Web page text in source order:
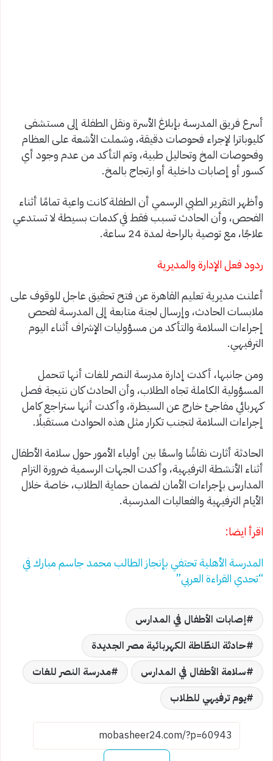
أسرع فريق المدرسة بإبلاغ الأسرة ونقل الطفلة إلى مستشفى
كليوباترا لإجراء فحوصات دقيقة، وشملت الأشعة على العظام
وفحوصات المخ وتحاليل طبية، وتم التأكد من عدم وجود أي
كسور أو إصابات داخلية أو ارتجاج بالمخ.
وأظهر التقرير الطبي الرسمي أن الطفلة كانت واعية تمامًا أثناء
الفحص، وأن الحادث تسبب فقط في كدمات بسيطة لا تستدعي
علاجًا، مع توصية بالراحة لمدة 24 ساعة.
ردود فعل الإدارة والمديرية
أعلنت مديرية تعليم القاهرة عن فتح تحقيق عاجل للوقوف على
ملابسات الحادث، وإرسال لجنة متابعة إلى المدرسة لفحص
إجراءات السلامة والتأكد من مسؤوليات الإشراف أثناء اليوم
الترفيهي.
ومن جانبها، أكدت إدارة مدرسة النصر للغات أنها تتحمل
المسؤولية الكاملة تجاه الطلاب، وأن الحادث كان نتيجة فصل
كهربائي مفاجئ خارج عن السيطرة، وأكدت أنها ستراجع كامل
إجراءات السلامة لتجنب تكرار مثل هذه الحوادث مستقبلًا.
الحادثة أثارت نقاشًا واسعًا بين أولياء الأمور حول سلامة الأطفال
أثناء الأنشطة الترفيهية، وأكدت الجهات الرسمية ضرورة التزام
المدارس بإجراءات الأمان لضمان حماية الطلاب، خاصة خلال
الأيام الترفيهية والفعاليات المدرسية.
اقرأ ايضا:
المدرسة الأهلية تحتفي بإنجاز الطالب محمد جاسم مبارك في
“تحدي القراءة العربي”
إصابات الأطفال في المدارس
حادثة النطّاطة الكهربائية مصر الجديدة
سلامة الأطفال في المدارس
مدرسة النصر للغات
يوم ترفيهي للطلاب